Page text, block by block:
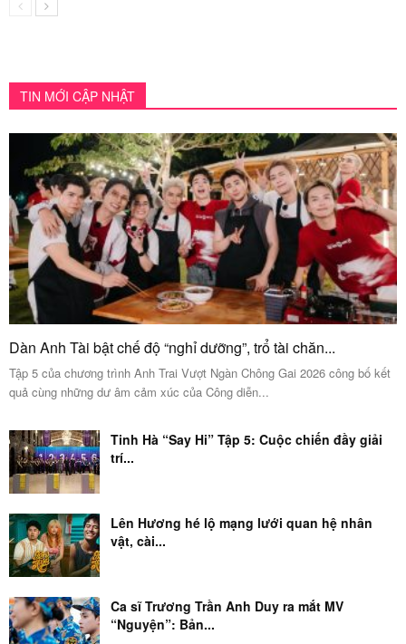
TIN MỚI CẬP NHẬT
Dàn Anh Tài bật chế độ “nghỉ dưỡng”, trổ tài chăn...
Tập 5 của chương trình Anh Trai Vượt Ngàn Chông Gai 2026 công bố kết
quả cùng những dư âm cảm xúc của Công diễn...
Tinh Hà “Say Hi” Tập 5: Cuộc chiến đầy giải
trí...
Lên Hương hé lộ mạng lưới quan hệ nhân
vật, cài...
Ca sĩ Trương Trần Anh Duy ra mắt MV
“Nguyện”: Bản...